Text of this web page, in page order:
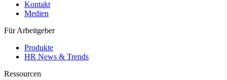
Kontakt
Medien
Für Arbeitgeber
Produkte
HR News & Trends
Ressourcen